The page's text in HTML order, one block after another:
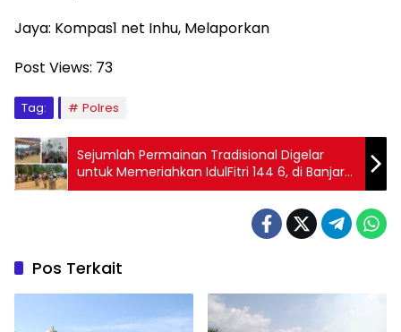
Jaya: Kompas1 net Inhu, Melaporkan
Post Views: 73
Tag: Polres
Sejumlah Permainan Tradisional Digelar
untuk Memeriahkan IdulFitri 144 6, di Banjar
XII
Pos Terkait